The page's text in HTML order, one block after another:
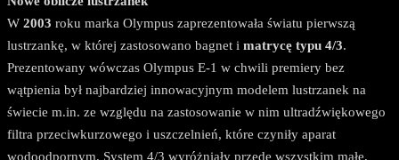
W 2003 roku marka Olympus zaprezentowała światu pierwszą
lustrzankę, w której zastosowano bagnet i matrycę typu 4/3.
Prezentowany wówczas Olympus E-1 w chwili premiery bez
wątpienia był najbardziej innowacyjnym modelem lustrzanek na
świecie m.in. ze względu na zastosowanie w nim ultradźwiękowego
filtra przeciwkurzowego i uszczelnień, które czyniły aparat
wodoodpornym. System 4/3 wyróżniały przede wszystkim małe,